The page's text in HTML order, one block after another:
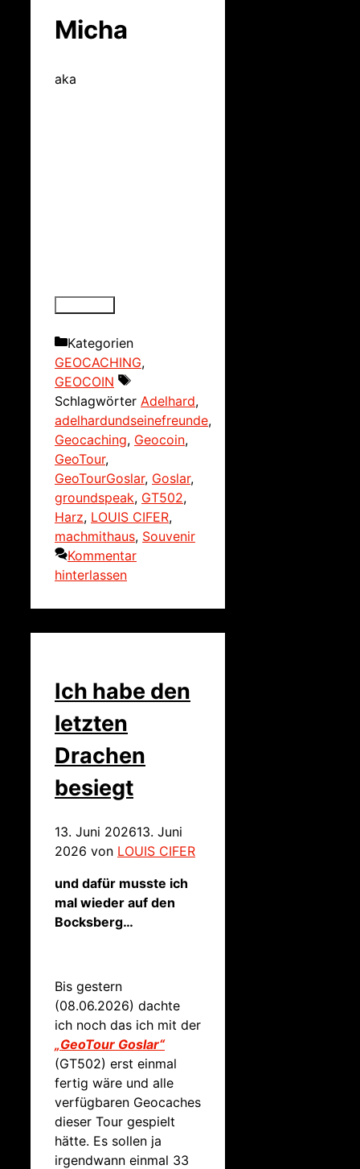
Micha
aka
Kategorien
GEOCACHING,
GEOCOIN
Schlagwörter Adelhard,
adelhardundseinefreunde,
Geocaching, Geocoin,
GeoTour,
GeoTourGoslar, Goslar,
groundspeak, GT502,
Harz, LOUIS CIFER,
machmithaus, Souvenir
Kommentar
hinterlassen
Ich habe den
letzten
Drachen
besiegt
13. Juni 202613. Juni
2026 von LOUIS CIFER
und dafür musste ich
mal wieder auf den
Bocksberg…
Bis gestern
(08.06.2026) dachte
ich noch das ich mit der
„GeoTour Goslar“
(GT502) erst einmal
fertig wäre und alle
verfügbaren Geocaches
dieser Tour gespielt
hätte. Es sollen ja
irgendwann einmal 33